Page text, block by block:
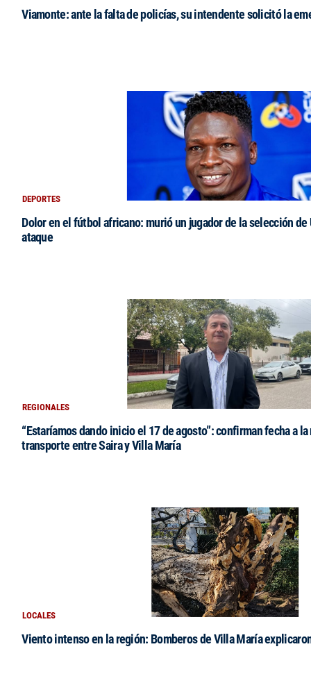
Viamonte: ante la falta de policías, su intendente solicitó la
DEPORTES
Dolor en el fútbol africano: murió un jugador de la selección
ataque
REGIONALES
“Estaríamos dando inicio el 17 de agosto”: confirman fecha a
transporte entre Saira y Villa María
LOCALES
Viento intenso en la región: Bomberos de Villa María